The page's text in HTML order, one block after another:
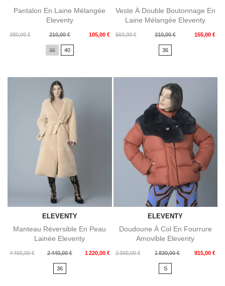
Pantalon En Laine Mélangée
Eleventy
380,00 €
Prix
210,00 € 105,00 €
Prix
36 40
Veste À Double Boutonnage En
Laine Mélangée Eleventy
560,00 €
Prix
310,00 € 155,00 €
Prix
36
ELEVENTY
Manteau Réversible En Peau
Lainée Eleventy
4 400,00 €
Prix
2 440,00 € 1 220,00 €
Prix
36
ELEVENTY
Doudoune À Col En Fourrure
Amovible Eleventy
3 300,00 €
Prix
1 830,00 € 915,00 €
Prix
S